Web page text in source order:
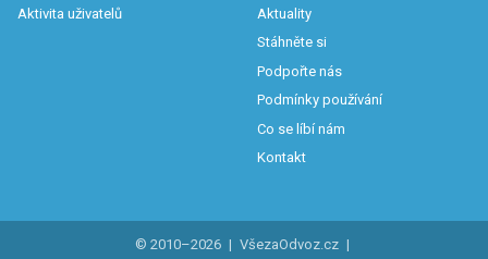
Aktivita uživatelů
Aktuality
Stáhněte si
Podpořte nás
Podmínky používání
Co se líbí nám
Kontakt
© 2010–2026 | VšezaOdvoz.cz |